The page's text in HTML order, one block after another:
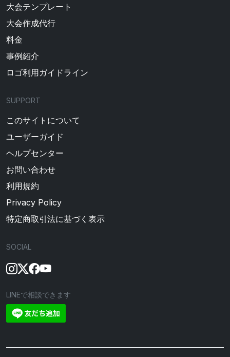
大会テンプレート
大会作成代行
料金
事例紹介
ロゴ利用ガイドライン
SUPPORT
このサイトについて
ユーザーガイド
ヘルプセンター
お問い合わせ
利用規約
Privacy Policy
特定商取引法に基づく表示
SOCIAL
LINEで相談できます